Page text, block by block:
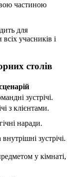
частиною
для
учасників і
столів
зустрічі.
з клієнтами.
наради.
зустрічі.
у кімнаті,